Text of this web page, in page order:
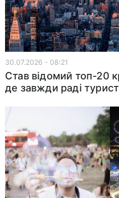
30.07.2026 - 08:21
Став відомий топ-20
де завжди раді